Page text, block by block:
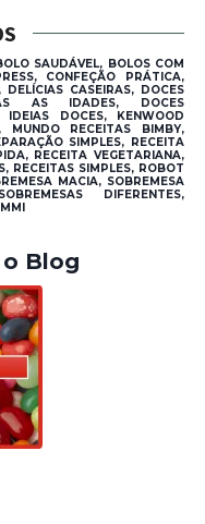
SAUDÁVEL, BOLOS COM
CONFEÇÃO PRÁTICA,
CASEIRAS, DOCES
AS IDADES, DOCES
IDEIAS DOCES, KENWOOD
MUNDO RECEITAS BIMBY,
SIMPLES, RECEITA
RECEITA VEGETARIANA,
RECEITAS SIMPLES, ROBOT
MACIA, SOBREMESA
DIFERENTES,
Blog